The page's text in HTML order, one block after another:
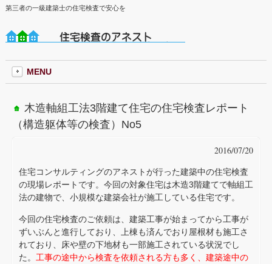
第三者の一級建築士の住宅検査で安心を
MENU
木造軸組工法3階建て住宅の住宅検査レポート
（構造躯体等の検査）No5
2016/07/20
住宅コンサルティングのアネストが行った建築中の住宅検査
の現場レポートです。今回の対象住宅は木造3階建てで軸組工
法の建物で、小規模な建築会社が施工している住宅です。
今回の住宅検査のご依頼は、建築工事が始まってから工事が
ずいぶんと進行しており、上棟も済んでおり屋根材も施工さ
れており、床や壁の下地材も一部施工されている状況でし
た。 工事の途中から検査を依頼される方も多く、建築途中の